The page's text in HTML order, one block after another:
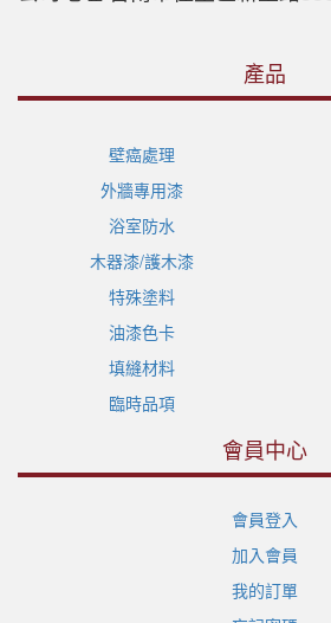
產品
壁癌處理
外牆專用漆
浴室防水
木器漆/護木漆
特殊塗料
油漆色卡
填縫材料
臨時品項
會員中心
會員登入
加入會員
我的訂單